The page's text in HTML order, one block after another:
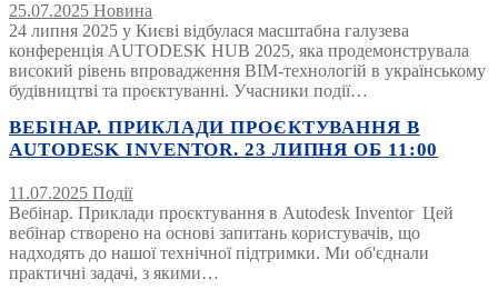
25.07.2025 Новина
24 липня 2025 у Києві відбулася масштабна галузева
конференція AUTODESK HUB 2025, яка продемонструвала
високий рівень впровадження BIM-технологій в українському
будівництві та проєктуванні. Учасники події…
ВЕБІНАР. ПРИКЛАДИ ПРОЄКТУВАННЯ В
AUTODESK INVENTOR. 23 ЛИПНЯ ОБ 11:00
11.07.2025 Події
Вебінар. Приклади проєктування в Autodesk Inventor Цей
вебінар створено на основі запитань користувачів, що
надходять до нашої технічної підтримки. Ми об'єднали
практичні задачі, з якими…